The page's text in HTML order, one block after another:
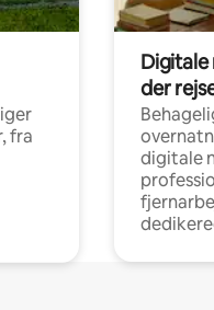
fra
der
digitale